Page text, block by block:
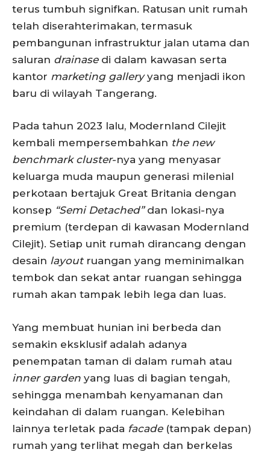
terus tumbuh signifkan. Ratusan unit rumah
telah diserahterimakan, termasuk
pembangunan infrastruktur jalan utama dan
saluran drainase di dalam kawasan serta
kantor marketing galleryyang menjadi ikon
baru di wilayah Tangerang.
Pada tahun 2023 lalu, Modernland Cilejit
kembali mempersembahkan the new
benchmark cluster-nya yang menyasar
keluarga muda maupun generasi milenial
perkotaan bertajuk Great Britania dengan
konsep “Semi Detached”dan lokasi-nya
premium (terdepan di kawasan Modernland
Cilejit). Setiap unit rumah dirancang dengan
desain layoutruangan yang meminimalkan
tembok dan sekat antar ruangan sehingga
rumah akan tampak lebih lega dan luas.
Yang membuat hunian ini berbeda dan
semakin eksklusif adalah adanya
penempatan taman di dalam rumah atau
inner garden yang luas di bagian tengah,
sehingga menambah kenyamanan dan
keindahan di dalam ruangan. Kelebihan
lainnya terletak pada facade(tampak depan)
rumah yang terlihat megah dan berkelas